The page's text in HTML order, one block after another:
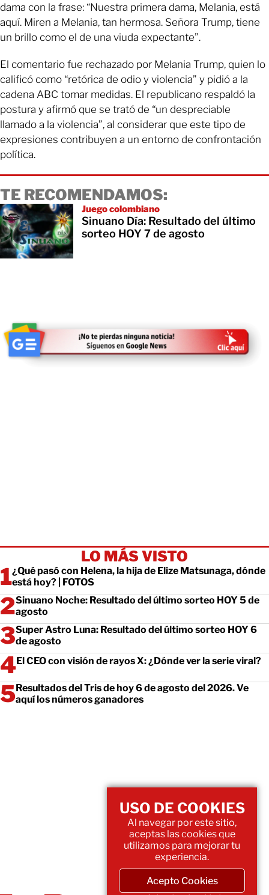
dama con la frase: “Nuestra primera dama, Melania, está
aquí. Miren a Melania, tan hermosa. Señora Trump, tiene
un brillo como el de una viuda expectante”.
El comentario fue rechazado por Melania Trump, quien lo
calificó como “retórica de odio y violencia” y pidió a la
cadena ABC tomar medidas. El republicano respaldó la
postura y afirmó que se trató de “un despreciable
llamado a la violencia”, al considerar que este tipo de
expresiones contribuyen a un entorno de confrontación
política.
TE RECOMENDAMOS:
Juego colombiano
Sinuano Día: Resultado del último
sorteo HOY 7 de agosto
LO MÁS VISTO
¿Qué pasó con Helena, la hija de Elize Matsunaga, dónde
está hoy? | FOTOS
Sinuano Noche: Resultado del último sorteo HOY 5 de
agosto
Super Astro Luna: Resultado del último sorteo HOY 6
de agosto
El CEO con visión de rayos X: ¿Dónde ver la serie viral?
Resultados del Tris de hoy 6 de agosto del 2026. Ve
aquí los números ganadores
USO DE COOKIES
Al navegar por este sitio,
aceptas las cookies que
utilizamos para mejorar tu
experiencia.
Acepto Cookies